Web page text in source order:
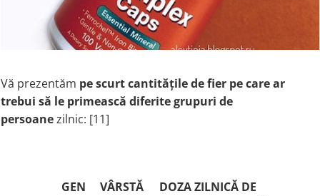
Vă prezentăm pe scurtcantitățile de fier pe care ar
trebui să le primească diferite grupuri de
persoanezilnic: [11]
GEN VÂRSTĂ
DOZA ZILNICĂ DE